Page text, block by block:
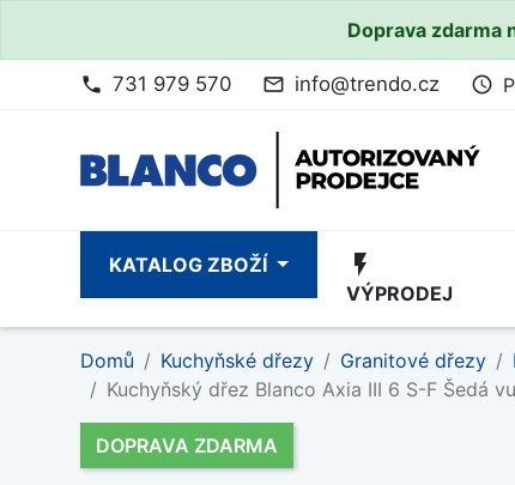
Doprava zdarma
phone 731 979 570 mail_outline info@trendo.cz access_time
KATALOG ZBOŽÍ flash_on
VÝPRODEJ
Domů Kuchyňské dřezy Granitové dřezy
Kuchyňský dřez Blanco Axia III 6 S-F Šedá
DOPRAVA ZDARMA